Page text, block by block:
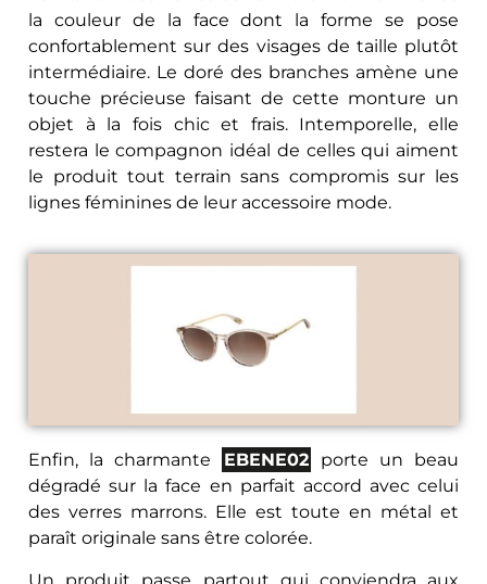
la couleur de la face dont la forme se pose
confortablement sur des visages de taille plutôt
intermédiaire. Le doré des branches amène une
touche précieuse faisant de cette monture un
objet à la fois chic et frais. Intemporelle, elle
restera le compagnon idéal de celles qui aiment
le produit tout terrain sans compromis sur les
lignes féminines de leur accessoire mode.
Enfin, la charmante EBENE02
porte un beau
dégradé sur la face en parfait accord avec celui
des verres marrons. Elle est toute en métal et
paraît originale sans être colorée.
Un produit passe partout qui conviendra aux